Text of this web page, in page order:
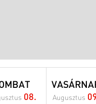
08. Augusztus